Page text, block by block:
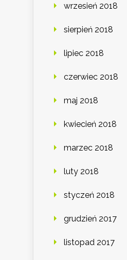
wrzesień 2018
sierpień 2018
lipiec 2018
czerwiec 2018
maj 2018
kwiecień 2018
marzec 2018
luty 2018
styczeń 2018
grudzień 2017
listopad 2017